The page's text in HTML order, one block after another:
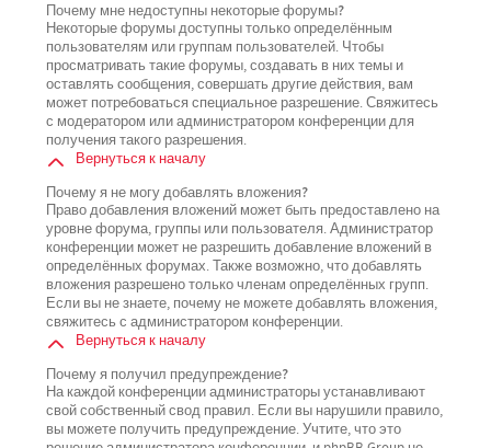
Почему мне недоступны некоторые форумы?
Некоторые форумы доступны только определённым
пользователям или группам пользователей. Чтобы
просматривать такие форумы, создавать в них темы и
оставлять сообщения, совершать другие действия, вам
может потребоваться специальное разрешение. Свяжитесь
с модератором или администратором конференции для
получения такого разрешения.
Вернуться к началу
Почему я не могу добавлять вложения?
Право добавления вложений может быть предоставлено на
уровне форума, группы или пользователя. Администратор
конференции может не разрешить добавление вложений в
определённых форумах. Также возможно, что добавлять
вложения разрешено только членам определённых групп.
Если вы не знаете, почему не можете добавлять вложения,
свяжитесь с администратором конференции.
Вернуться к началу
Почему я получил предупреждение?
На каждой конференции администраторы устанавливают
свой собственный свод правил. Если вы нарушили правило,
вы можете получить предупреждение. Учтите, что это